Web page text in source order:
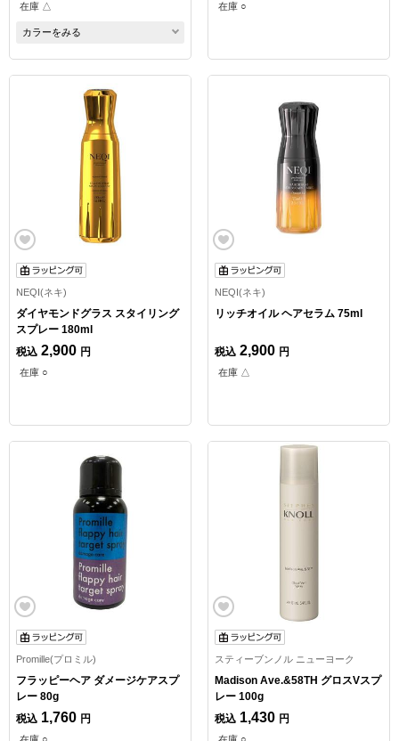
在庫 △
カラーをみる
在庫 ○
NEQI(ネキ)
ダイヤモンドグラス スタイリング
スプレー 180ml
税込 2,900 円
在庫 ○
NEQI(ネキ)
リッチオイル ヘアセラム 75ml
税込 2,900 円
在庫 △
Promille(プロミル)
フラッピーヘア ダメージケアスプ
レー 80g
税込 1,760 円
スティーブンノル ニューヨーク
Madison Ave.&58TH グロスVスプ
レー 100g
税込 1,430 円